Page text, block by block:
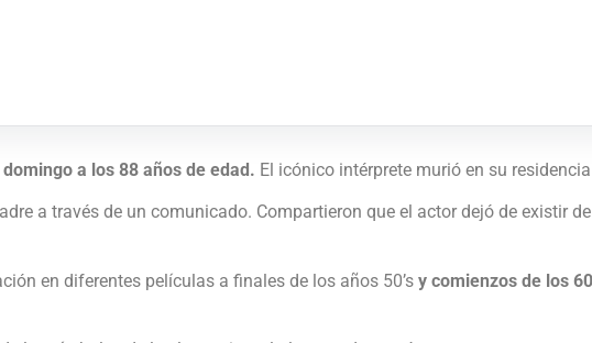
a los 88 años de edad. El icónico intérprete murió en su
a través de un comunicado. Compartieron que el actor dejó de existir
en diferentes películas a finales de los años 50’s y comienzos de los